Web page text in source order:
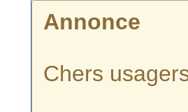
Annonce
Chers